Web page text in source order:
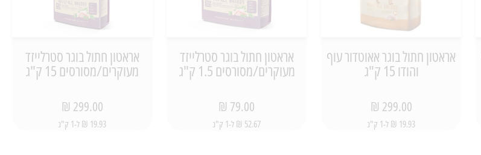
אראטון חתול בוגר אאוטדור עוף
והודו 15 ק"ג
299.00 ₪
19.93 ₪ ל-1 ק"ג
אראטון חתול בוגר סטרלייזד
מעוקרים/מסורסים 1.5 ק"ג
79.00 ₪
52.67 ₪ ל-1 ק"ג
אראטון חתול בוגר סטרלייזד
מעוקרים/מסורסים 15 ק"ג
299.00 ₪
19.93 ₪ ל-1 ק"ג